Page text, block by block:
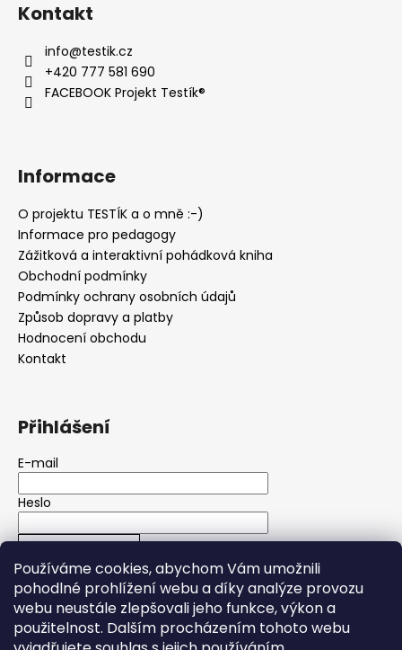
Používáme cookies, abychom Vám umožnili
pohodlné prohlížení webu a díky analýze provozu
webu neustále zlepšovali jeho funkce, výkon a
použitelnost. Dalším procházením tohoto webu
Kontakt
info@testik.cz
+420 777 581 690
FACEBOOK Projekt Testík®
Informace
O projektu TESTÍK a o mně :-)
Informace pro pedagogy
Zážitková a interaktivní pohádková kniha
Obchodní podmínky
Podmínky ochrany osobních údajů
Způsob dopravy a platby
Hodnocení obchodu
Kontakt
Přihlášení
E-mail
Heslo
PŘIHLÁSIT SE
Nová registraceZapomenuté heslo